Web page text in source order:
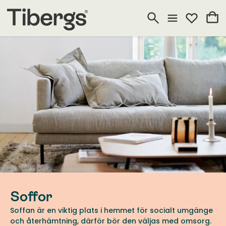
Soffor
Soffan är en viktig plats i hemmet för socialt umgänge
och återhämtning, därför bör den väljas med omsorg.